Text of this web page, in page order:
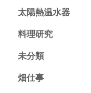
太陽熱温水器
料理研究
未分類
畑仕事